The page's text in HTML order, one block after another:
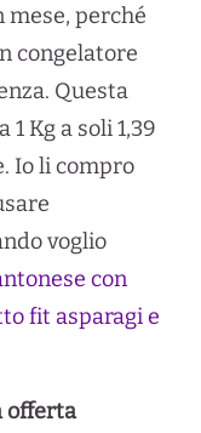
mese, perché
congelatore
Questa
Kg a soli 1,39
Io li compro
voglio
con
fit asparagi e
offerta